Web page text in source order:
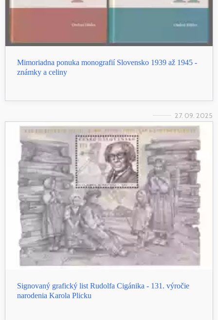
Mimoriadna ponuka monografií Slovensko 1939 až 1945 -
známky a celiny
27. 09. 2025
Signovaný grafický list Rudolfa Cigánika - 131. výročie
narodenia Karola Plicku